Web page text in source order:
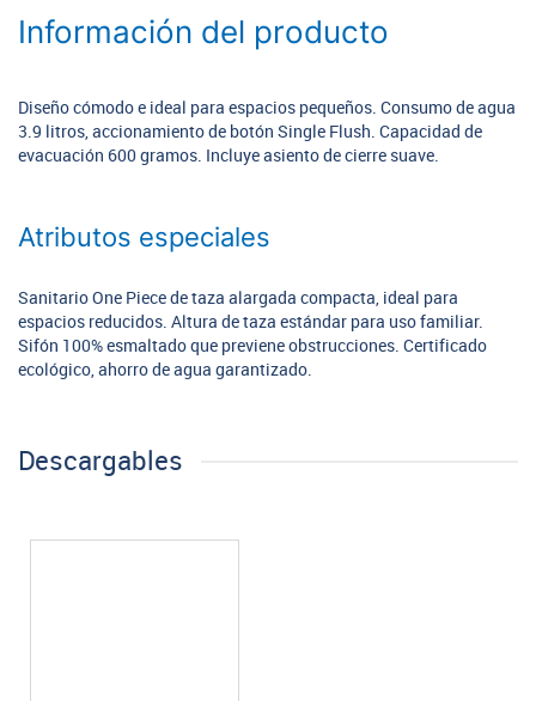
Información del producto
Diseño cómodo e ideal para espacios pequeños. Consumo de agua
3.9 litros, accionamiento de botón Single Flush. Capacidad de
evacuación 600 gramos. Incluye asiento de cierre suave.
Atributos especiales
Sanitario One Piece de taza alargada compacta, ideal para
espacios reducidos. Altura de taza estándar para uso familiar.
Sifón 100% esmaltado que previene obstrucciones. Certificado
ecológico, ahorro de agua garantizado.
Descargables